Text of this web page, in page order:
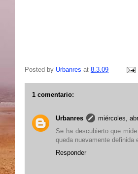
Posted by Urbanres at 8.3.09
1 comentario:
Urbanres
miércoles,
Se ha descubierto que
queda nuevamente
Responder